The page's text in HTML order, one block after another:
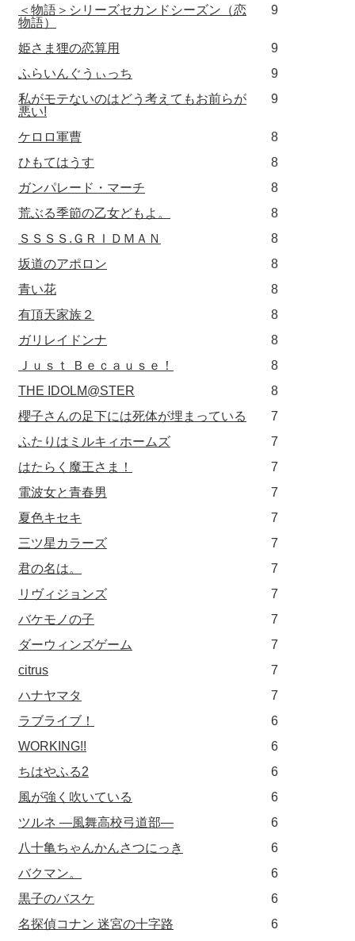
＜物語＞シリーズセカンドシーズン（恋
物語）
9
姫さま狸の恋算用
9
ふらいんぐうぃっち
9
私がモテないのはどう考えてもお前らが
悪い!
9
ケロロ軍曹
8
ひもてはうす
8
ガンパレード・マーチ
8
荒ぶる季節の乙女どもよ。
8
ＳＳＳＳ.ＧＲＩＤＭＡＮ
8
坂道のアポロン
8
青い花
8
有頂天家族２
8
ガリレイドンナ
8
Ｊｕｓｔ Ｂｅｃａｕｓｅ！
8
THE IDOLM@STER
8
櫻子さんの足下には死体が埋まっている
7
ふたりはミルキィホームズ
7
はたらく魔王さま！
7
電波女と青春男
7
夏色キセキ
7
三ツ星カラーズ
7
君の名は。
7
リヴィジョンズ
7
バケモノの子
7
ダーウィンズゲーム
7
citrus
7
ハナヤマタ
7
ラブライブ！
6
WORKING!!
6
ちはやふる2
6
風が強く吹いている
6
ツルネ ―風舞高校弓道部―
6
八十亀ちゃんかんさつにっき
6
バクマン。
6
黒子のバスケ
6
名探偵コナン 迷宮の十字路
6